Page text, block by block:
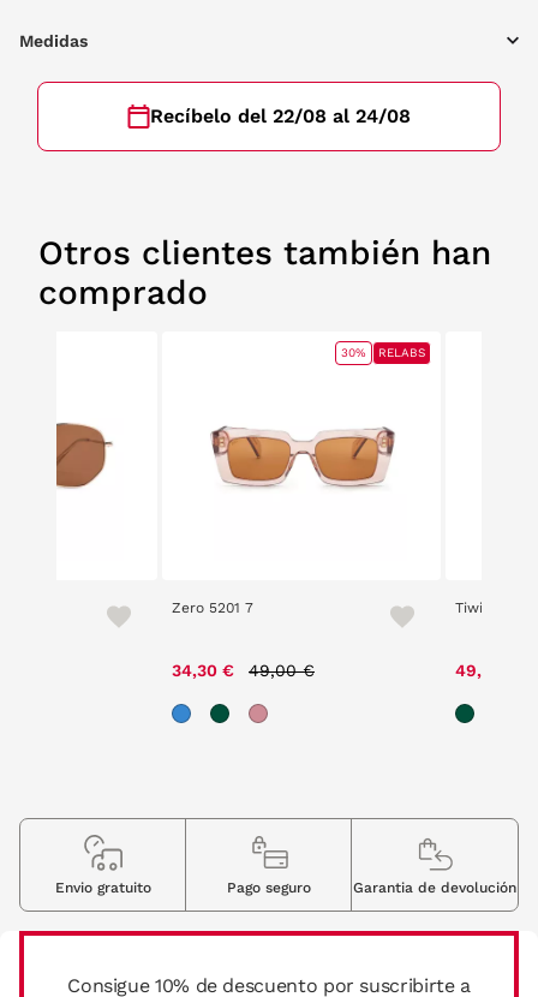
Medidas
Recíbelo del 22/08 al 24/08
Otros clientes también han
comprado
Zero 5201 7
34,30 € 49,00 €
30% RELABS
Tiwi Mali
49,20 €
Consigue 10% de descuento por suscribirte a
Envio gratuito Pago seguro Garantia de devolución